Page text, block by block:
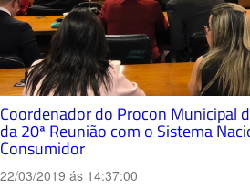
Coordenador do Procon Municipal
da 20ª Reunião com o Sistema
Consumidor
22/03/2019 ás 14:37:00